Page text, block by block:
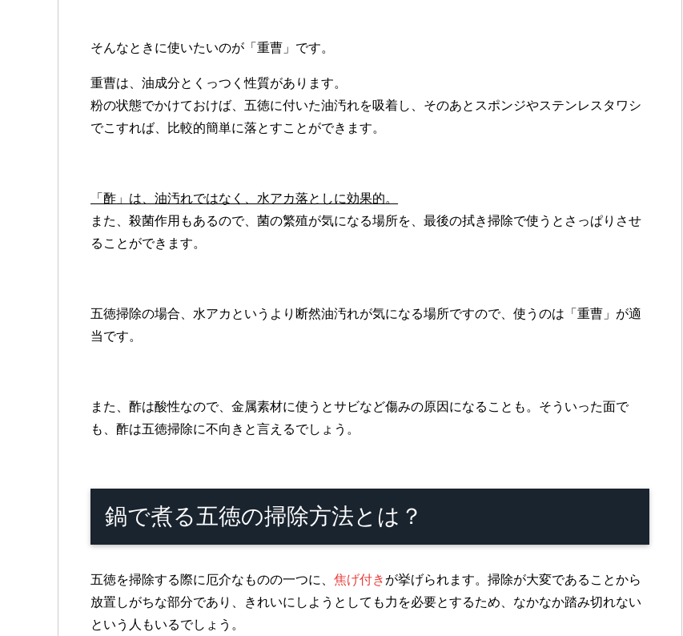
そんなときに使いたいのが「 重曹 」です。
重曹は、油成分とくっつく性質があります。
粉の状態でかけておけば、五徳に付いた油汚れを吸着し、そのあとスポンジやステンレスタワシ
でこすれば、比較的簡単に落とすことができます。
「酢」は、油汚れではなく、水アカ落としに効果的。
また、殺菌作用もあるので、菌の繁殖が気になる場所を、最後の拭き掃除で使うとさっぱりさせ
ることができます。
五徳掃除の場合、水アカというより断然油汚れが気になる場所ですので、使うのは「 重曹 」が適
当です。
また、酢は酸性なので、金属素材に使うとサビなど傷みの原因になることも。そういった面で
も、酢は五徳掃除に不向きと言えるでしょう。
鍋で煮る五徳の掃除方法とは？
五徳を掃除する際に厄介なものの一つに、 焦げ付き が挙げられます。掃除が大変であることから
放置しがちな部分であり、きれいにしようとしても力を必要とするため、なかなか踏み切れない
という人もいるでしょう。